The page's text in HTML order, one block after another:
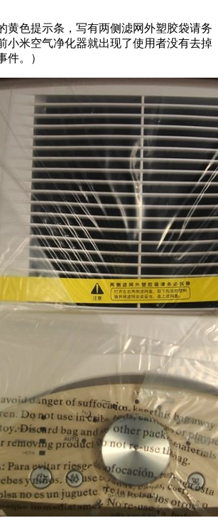
黄色提示条，写有两侧滤网外塑胶袋请务
小米空气净化器就出现了使用者没有去掉
件。）